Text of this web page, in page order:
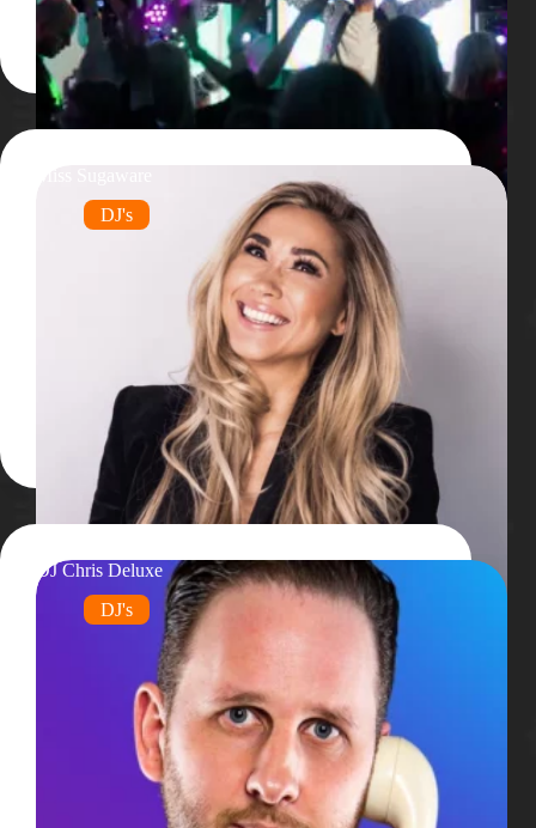
DJ's
DJ Chris Deluxe
DJ's